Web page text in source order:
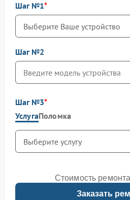
Шаг №1
Шаг №2
Шаг №3
УслугаПоломка
Заказать
Стоимость